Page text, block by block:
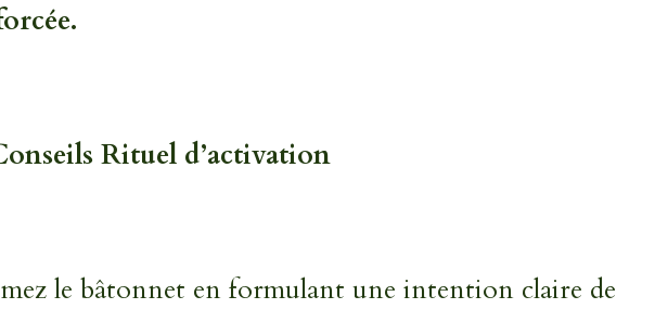
Rituel d’activation
le bâtonnet en formulant une intention claire de